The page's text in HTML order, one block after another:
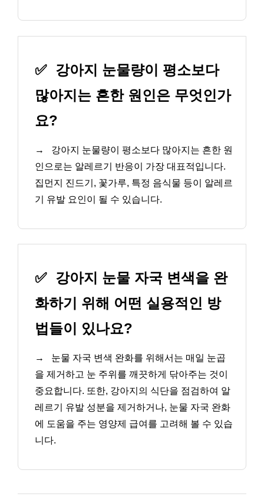
✅ 강아지 눈물량이 평소보다
많아지는 흔한 원인은 무엇인가
요?
→
강아지 눈물량이 평소보다 많아지는 흔한 원
인으로는 알레르기 반응이 가장 대표적입니다.
집먼지 진드기, 꽃가루, 특정 음식물 등이 알레르
기 유발 요인이 될 수 있습니다.
✅ 강아지 눈물 자국 변색을 완
화하기 위해 어떤 실용적인 방
법들이 있나요?
→
눈물 자국 변색 완화를 위해서는 매일 눈곱
을 제거하고 눈 주위를 깨끗하게 닦아주는 것이
중요합니다. 또한, 강아지의 식단을 점검하여 알
레르기 유발 성분을 제거하거나, 눈물 자국 완화
에 도움을 주는 영양제 급여를 고려해 볼 수 있습
니다.